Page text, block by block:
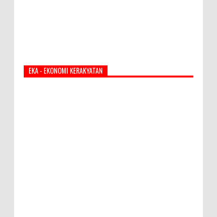
EKA - EKONOMI KERAKYATAN